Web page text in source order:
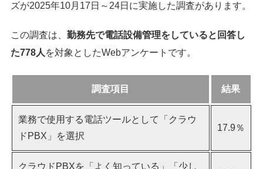
ズが2025年10月17日～24日に実施した調査があります。
この調査は、 勤務先で電話設備管理をしていると回答し
た778人 を対象としたWebアンケートです。
調査項目 結果
業務で使用する電話ツールとして「クラウ
ドPBX」を選択
17.9％
クラウドPBXを「よく知っている」「少し